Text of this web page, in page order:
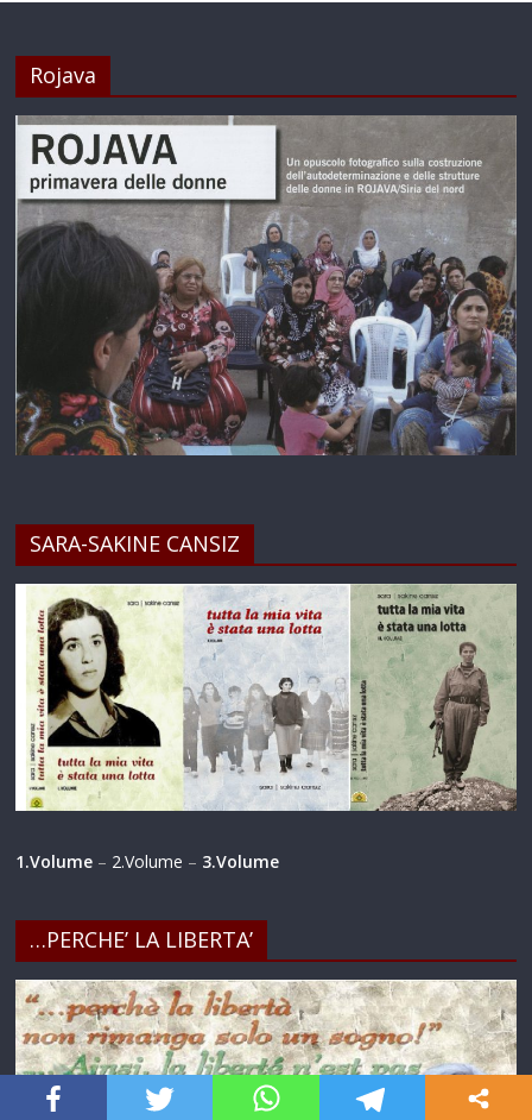
Rojava
SARA-SAKINE CANSIZ
1.Volume – 2.Volume – 3.Volume
…PERCHE’ LA LIBERTA’